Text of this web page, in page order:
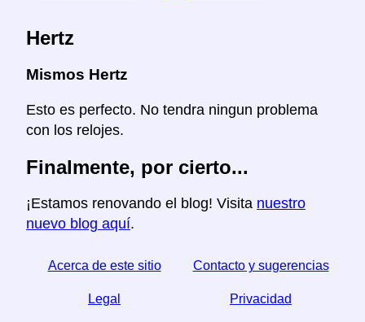
Hertz
Mismos Hertz
Esto es perfecto. No tendra ningun problema
con los relojes.
Finalmente, por cierto...
¡Estamos renovando el blog! Visita nuestro
nuevo blog aquí.
Acerca de este sitio Contacto y sugerencias
Legal Privacidad